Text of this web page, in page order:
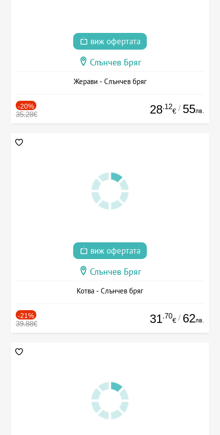
виж офертата
Слънчев Бряг
Жерави - Слънчев бряг
-20%
35.28€ 28.12
€ / 55лв.
виж офертата
Слънчев Бряг
Котва - Слънчев бряг
-21%
39.88€ 31.70
€ / 62лв.